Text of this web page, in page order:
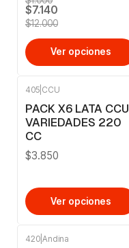
$7.140
$12.000
Ver opciones
405 CCU
PACK X6 LATA CCU
VARIEDADES 220
CC
$3.850
Ver opciones
420 Andina